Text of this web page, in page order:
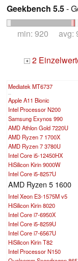
Geekbench 5.5-
min: 920 avg:
+ 2
Mediatek MT6737
Apple A11 Bionic
Intel Processor N200
Samsung Exynos 990
AMD Athlon Gold 7220U
AMD Ryzen 7 1700X
AMD Ryzen 7 3780U
Intel Core i5-12450HX
HiSilicon Kirin 9000W
Intel Core i5-8257U
AMD Ryzen 5 1600
Intel Xeon E3-1575M v5
HiSilicon Kirin 8020
Intel Core i7-6950X
Intel Core i5-8259U
Intel Core i7-6567U
HiSilicon Kirin T82
Intel Processor N150